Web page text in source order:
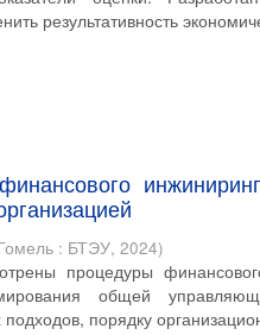
результативность
: БТЭУ,2024)
процедуры
общей
порядку